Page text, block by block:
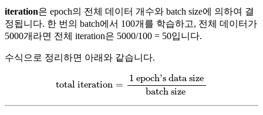
iteration은 epoch의 전체 데이터 개수와 batch size에 의하여 결
정됩니다. 한 번의 batch에서 100개를 학습하고, 전체 데이터가
5000개라면 전체 iteration은 5000/100 = 50입니다.
수식으로 정리하면 아래와 같습니다.
total iteration =
1 epoch's data size
batch size
1 epoch's data size batch size